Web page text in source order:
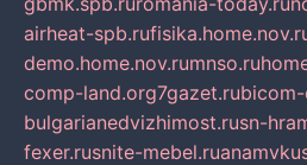
airheat-spb.ru
demo.home.nov.rumnso.ru
comp-land.org7gazet.ru
bulgarianedvizhimost.rusn-
fexer.rusnite-mebel.ru